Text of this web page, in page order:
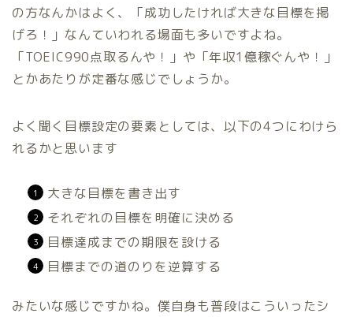
の方なんかはよく、「成功したければ大きな目標を掲
げろ！」なんていわれる場面も多いですよね。
「TOEIC990点取るんや！」や「年収1億稼ぐんや！」
とかあたりが定番な感じでしょうか。
よく聞く目標設定の要素としては、以下の4つにわけら
れるかと思います
大きな目標を書き出す
それぞれの目標を明確に決める
目標達成までの期限を設ける
目標までの道のりを逆算する
みたいな感じですかね。僕自身も普段はこういったシ